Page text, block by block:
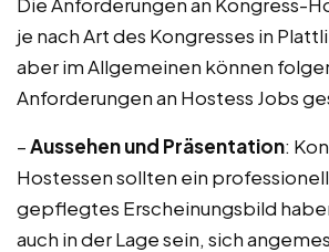
je nach Art des Kongresses in
aber im Allgemeinen können
Anforderungen an Hostess Jobs
–Aussehen und Präsentation:
Hostessen sollten ein
gepflegtes Erscheinungsbild
auch in der Lage sein, sich